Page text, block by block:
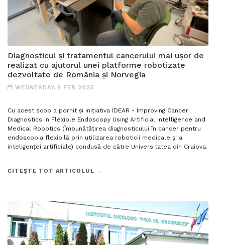
Diagnosticul și tratamentul cancerului mai ușor de
realizat cu ajutorul unei platforme robotizate
dezvoltate de România și Norvegia
WEDNESDAY, 5 FEB 2025
Cu acest scop a pornit și inițiativa IDEAR - Improving Cancer
Diagnostics in Flexible Endoscopy Using Artificial Intelligence and
Medical Robotics (Îmbunătățirea diagnosticului în cancer pentru
endoscopia flexibilă prin utilizarea roboticii medicale și a
inteligenței artificiale) condusă de către Universitatea din Craiova.
CITEȘTE TOT ARTICOLUL →